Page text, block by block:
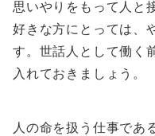
思いやりをもって人と
好きな方にとっては、
す。世話人として働く
入れておきましょう。
人の命を扱う仕事であ